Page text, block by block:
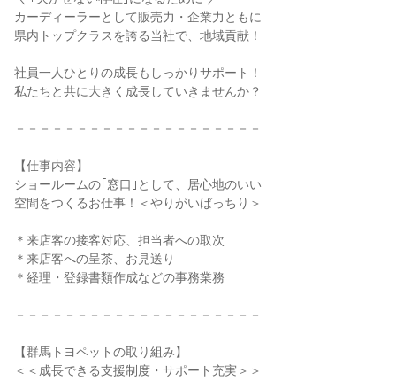
カーディーラーとして販売力・企業力ともに
県内トップクラスを誇る当社で、地域貢献！
社員一人ひとりの成長もしっかりサポート！
私たちと共に大きく成長していきませんか？
－－－－－－－－－－－－－－－－－－－－
【仕事内容】
ショールームの｢窓口｣として、居心地のいい
空間をつくるお仕事！＜やりがいばっちり＞
＊来店客の接客対応、担当者への取次
＊来店客への呈茶、お見送り
＊経理・登録書類作成などの事務業務
－－－－－－－－－－－－－－－－－－－－
【群馬トヨペットの取り組み】
＜＜成長できる支援制度・サポート充実＞＞